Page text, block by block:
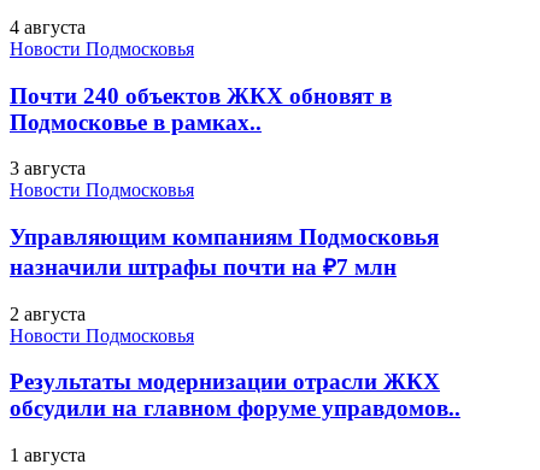
4 августа
Новости Подмосковья
Почти 240 объектов ЖКХ обновят в
Подмосковье в рамках..
3 августа
Новости Подмосковья
Управляющим компаниям Подмосковья
назначили штрафы почти на ₽7 млн
2 августа
Новости Подмосковья
Результаты модернизации отрасли ЖКХ
обсудили на главном форуме управдомов..
1 августа